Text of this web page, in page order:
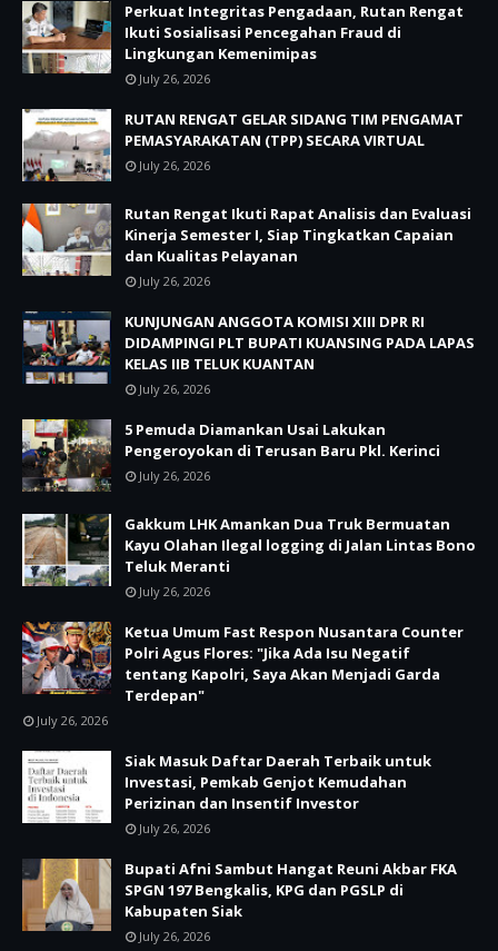
Perkuat Integritas Pengadaan, Rutan Rengat
Ikuti Sosialisasi Pencegahan Fraud di
Lingkungan Kemenimipas
July 26, 2026
RUTAN RENGAT GELAR SIDANG TIM PENGAMAT
PEMASYARAKATAN (TPP) SECARA VIRTUAL
July 26, 2026
Rutan Rengat Ikuti Rapat Analisis dan Evaluasi
Kinerja Semester I, Siap Tingkatkan Capaian
dan Kualitas Pelayanan
July 26, 2026
KUNJUNGAN ANGGOTA KOMISI XIII DPR RI
DIDAMPINGI PLT BUPATI KUANSING PADA LAPAS
KELAS IIB TELUK KUANTAN
July 26, 2026
5 Pemuda Diamankan Usai Lakukan
Pengeroyokan di Terusan Baru Pkl. Kerinci
July 26, 2026
Gakkum LHK Amankan Dua Truk Bermuatan
Kayu Olahan Ilegal logging di Jalan Lintas Bono
Teluk Meranti
July 26, 2026
Ketua Umum Fast Respon Nusantara Counter
Polri Agus Flores: "Jika Ada Isu Negatif
tentang Kapolri, Saya Akan Menjadi Garda
Terdepan"
July 26, 2026
Siak Masuk Daftar Daerah Terbaik untuk
Investasi, Pemkab Genjot Kemudahan
Perizinan dan Insentif Investor
July 26, 2026
Bupati Afni Sambut Hangat Reuni Akbar FKA
SPGN 197 Bengkalis, KPG dan PGSLP di
Kabupaten Siak
July 26, 2026